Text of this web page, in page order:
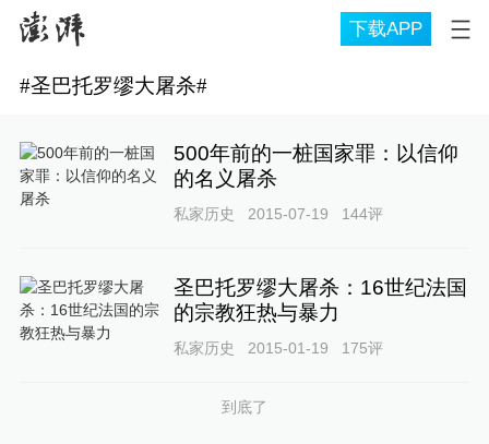
下载APP
#圣巴托罗缪大屠杀#
500年前的一桩国家罪：以信仰
的名义屠杀
私家历史 2015-07-19 144评
圣巴托罗缪大屠杀：16世纪法国
的宗教狂热与暴力
私家历史 2015-01-19 175评
到底了